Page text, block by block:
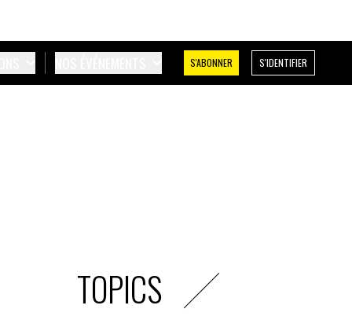
S'ABONNER S'IDENTIFIER
TOPICS